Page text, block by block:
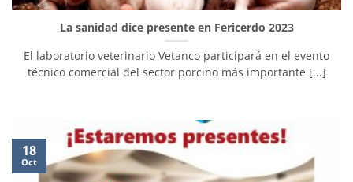
La sanidad dice presente en Fericerdo 2023
El laboratorio veterinario Vetanco participará en el evento
técnico comercial del sector porcino más importante [...]
18
Oct